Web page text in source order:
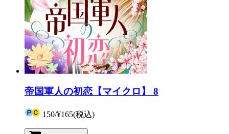
帝国軍人の初恋【マイクロ】 8
150/¥165(税込)